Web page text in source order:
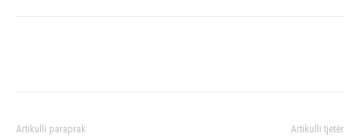
Artikulli paraprak Artikulli tjetër